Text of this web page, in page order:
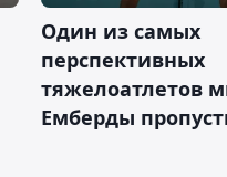
Один из самых
перспективных
тяжелоатлетов
Емберды